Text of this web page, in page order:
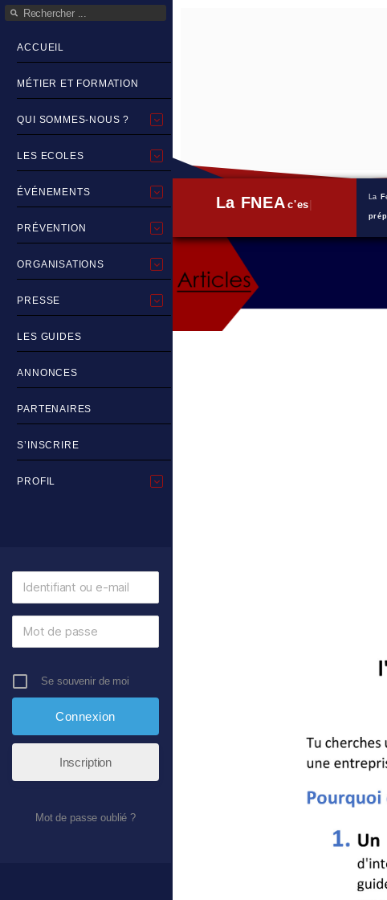
ACCUEIL
MÉTIER ET FORMATION
QUI SOMMES-NOUS ?
LES ECOLES
ÉVÉNEMENTS
PRÉVENTION
ORGANISATIONS
PRESSE
LES GUIDES
ANNONCES
PARTENAIRES
S’INSCRIRE
PROFIL
Se souvenir de moi
Inscription
Mot de passe oublié ?
La FNEAc'est quoi ?
La F